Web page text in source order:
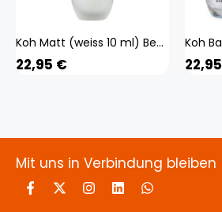
Koh Matt (weiss 10 ml) Beauty, Make-up, Nägel
22,95 € 22,95
Mit uns in Verbindung bleiben